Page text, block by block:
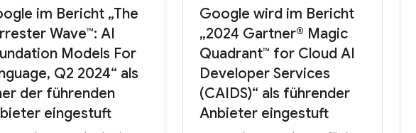
im Bericht „The
Wave™: AI
Models For
Q2 2024“ als
der führenden
eingestuft
Google wird im Bericht
„2024 Gartner® Magic
Quadrant™ for Cloud AI
Developer Services
(CAIDS)“ als führender
Anbieter eingestuft